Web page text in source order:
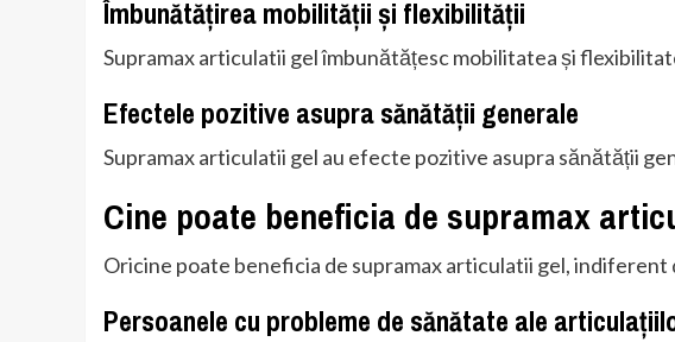
Îmbunătățirea mobilității și flexibilității
Supramax articulatii gel îmbunătățesc mobilitatea și
Efectele pozitive asupra sănătății generale
Supramax articulatii gel au efecte pozitive asupra sănătății
Cine poate beneficia de supramax
Oricine poate beneficia de supramax articulatii gel, indiferent
Persoanele cu probleme de sănătate ale